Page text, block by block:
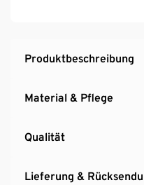
Produktbeschreibung
Material & Pflege
Qualität
Lieferung &